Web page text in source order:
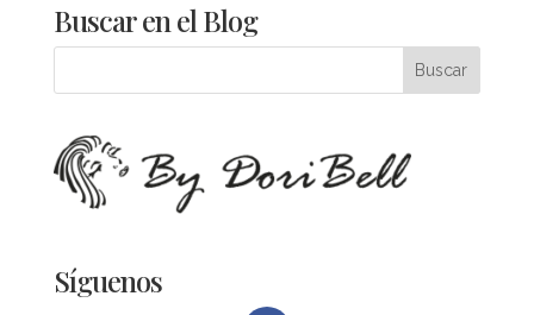
Buscar en el Blog
Síguenos